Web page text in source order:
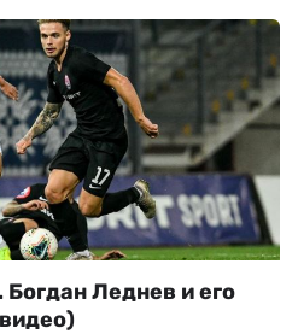
Леднев и его